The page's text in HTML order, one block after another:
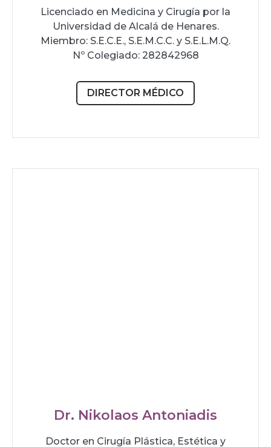
Licenciado en Medicina y Cirugía por la
Universidad de Alcalá de Henares.
Miembro: S.E.C.E., S.E.M.C.C. y S.E.L.M.Q.
Nº Colegiado: 282842968
DIRECTOR MÉDICO
Dr. Nikolaos Antoniadis
Doctor en Cirugía Plástica, Estética y